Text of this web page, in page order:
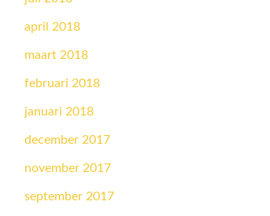
april 2018
maart 2018
februari 2018
januari 2018
december 2017
november 2017
september 2017